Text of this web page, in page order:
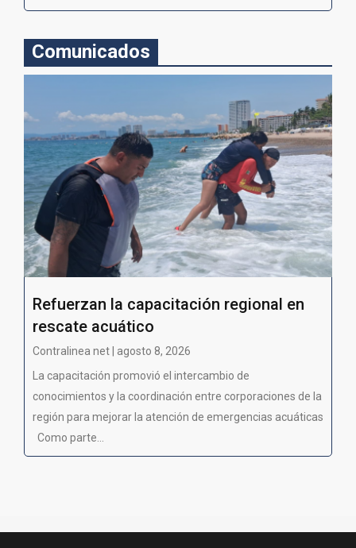
Comunicados
Refuerzan la capacitación regional en
rescate acuático
Contralinea net | agosto 8, 2026
La capacitación promovió el intercambio de
conocimientos y la coordinación entre corporaciones de la
región para mejorar la atención de emergencias acuáticas
Como parte...